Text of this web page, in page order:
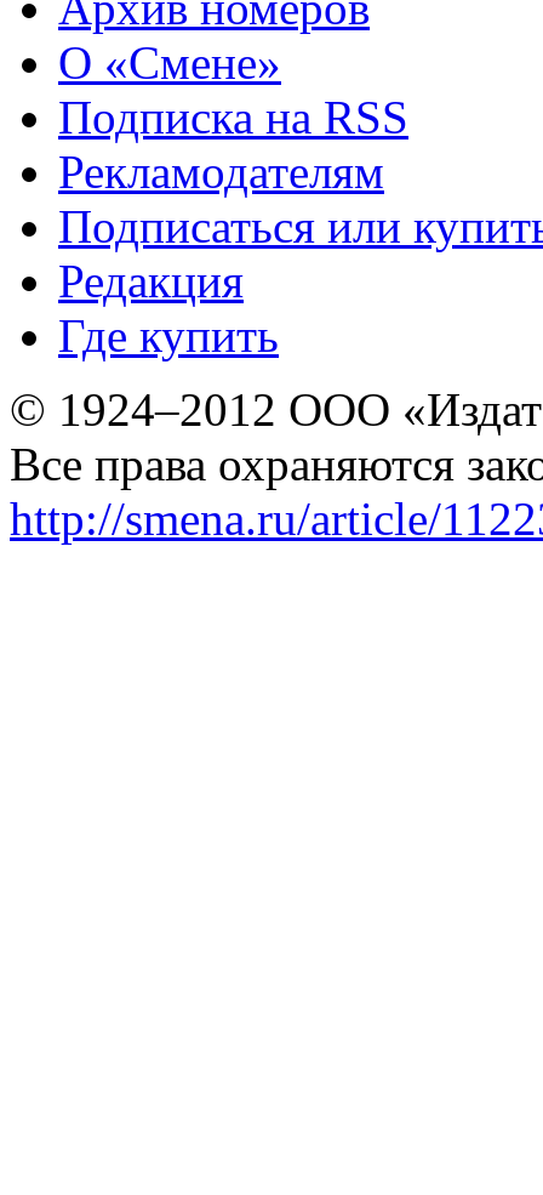
О «Смене»
Подписка на RSS
Рекламодателям
Подписаться или
Редакция
Где купить
© 1924–2012 ООО
Все права охраняются
http://smena.ru/article/